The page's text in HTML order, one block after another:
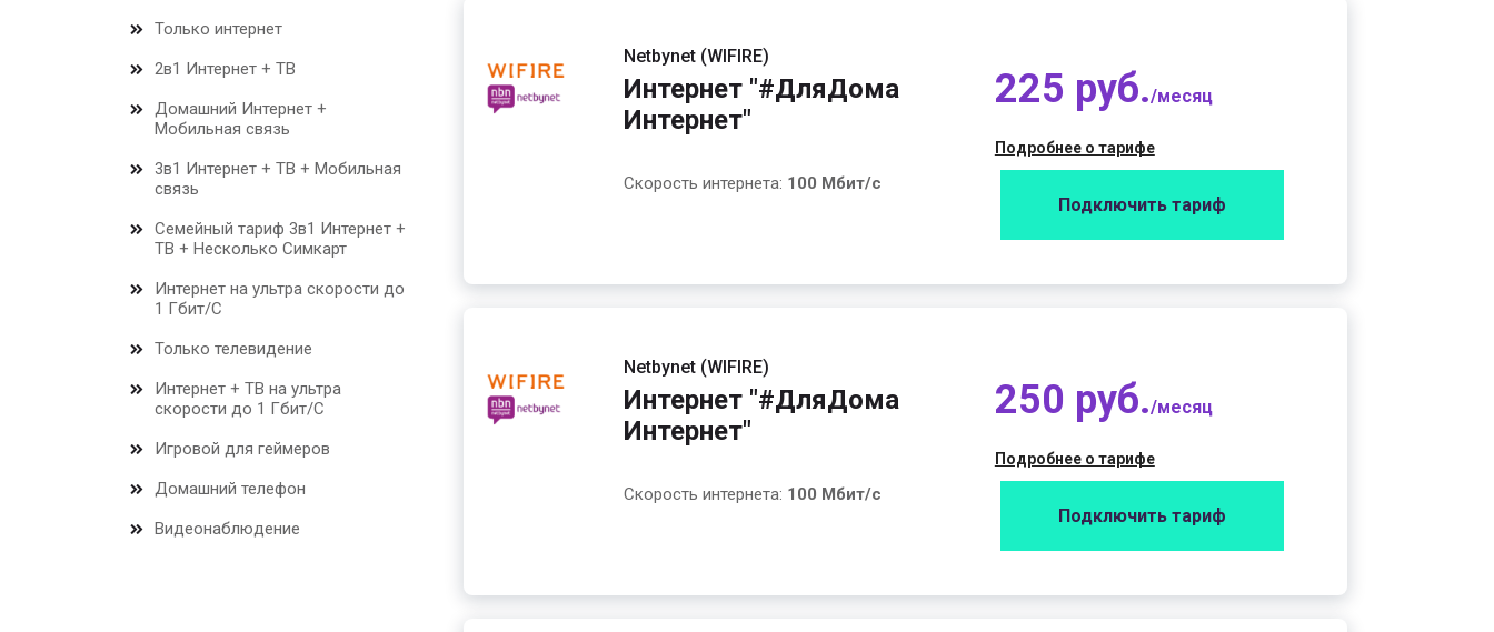
Только интернет
2в1 Интернет + ТВ
Домашний Интернет +
Мобильная связь
3в1 Интернет + ТВ + Мобильная
связь
Семейный тариф 3в1 Интернет +
ТВ + Несколько Симкарт
Интернет на ультра скорости до
1 Гбит/С
Только телевидение
Интернет + ТВ на ультра
скорости до 1 Гбит/С
Игровой для геймеров
Домашний телефон
Видеонаблюдение
Netbynet (WIFIRE)
Интернет "#ДляДома
Интернет"
Скорость интернета: 100 Мбит/с
225 руб./месяц
Подробнее о тарифе
Подключить тариф
Netbynet (WIFIRE)
Интернет "#ДляДома
Интернет"
Скорость интернета: 100 Мбит/с
250 руб./месяц
Подробнее о тарифе
Подключить тариф